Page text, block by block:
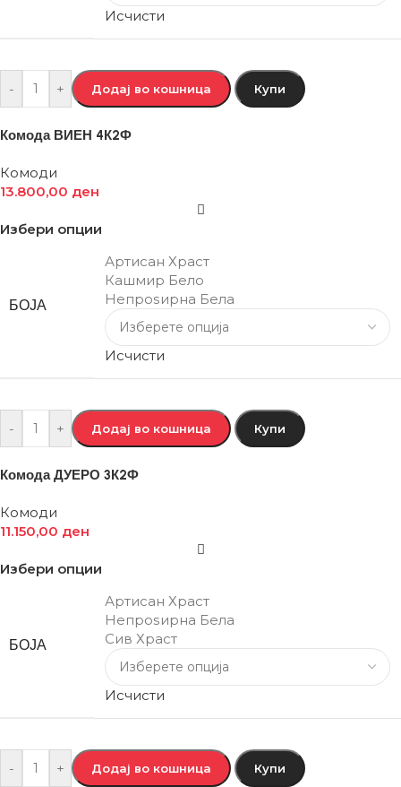
Исчисти
- + Додај во кошница Купи
Комода ВИЕН 4К2Ф
Комоди
13.800,00 ден
Избери опции
БОЈА
Артисан Храст
Кашмир Бело
Непроѕирна Бела
Исчисти
- + Додај во кошница Купи
Комода ДУЕРО 3К2Ф
Комоди
11.150,00 ден
Избери опции
БОЈА
Артисан Храст
Непроѕирна Бела
Сив Храст
Исчисти
- + Додај во кошница Купи